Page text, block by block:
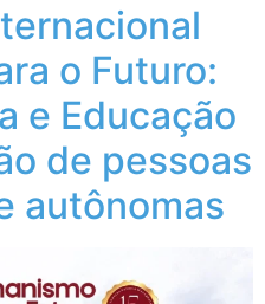
o Futuro:
e Educação
de pessoas
autônomas